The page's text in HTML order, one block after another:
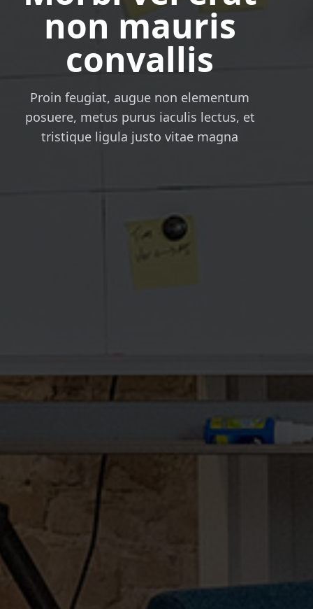
non mauris
convallis
Proin feugiat, augue non elementum
posuere, metus purus iaculis lectus, et
tristique ligula justo vitae magna